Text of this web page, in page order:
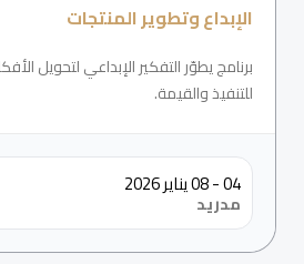
الإبداع وتطوير المنتجات
برنامج يطوّر التفكير الإبداعي لتحويل
للتنفيذ والقيمة.
04 - 08 يناير 2026
مدريد